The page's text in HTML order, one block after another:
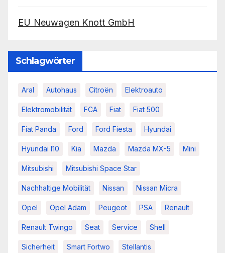
EU Neuwagen Knott GmbH
Schlagwörter
Aral Autohaus Citroën Elektroauto
Elektromobilität FCA Fiat Fiat 500
Fiat Panda Ford Ford Fiesta Hyundai
Hyundai I10 Kia Mazda Mazda MX-5 Mini
Mitsubishi Mitsubishi Space Star
Nachhaltige Mobilität Nissan Nissan Micra
Opel Opel Adam Peugeot PSA Renault
Renault Twingo Seat Service Shell
Sicherheit Smart Fortwo Stellantis